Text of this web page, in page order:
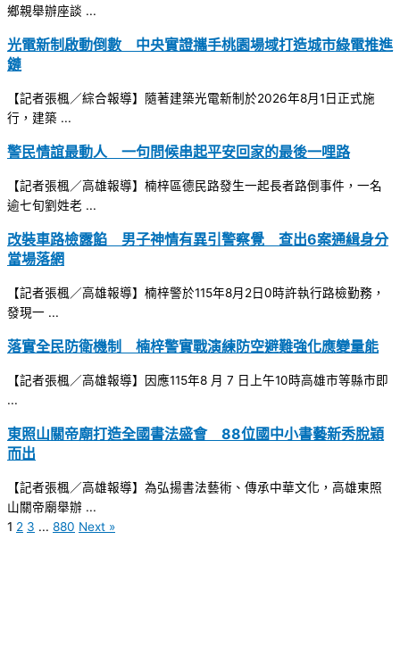
鄉親舉辦座談 ...
光電新制啟動倒數 中央實證攜手桃園場域打造城市綠電推進
鏈
【記者張楓／綜合報導】隨著建築光電新制於2026年8月1日正式施
行，建築 ...
警民情誼最動人 一句問候串起平安回家的最後一哩路
【記者張楓／高雄報導】楠梓區德民路發生一起長者路倒事件，一名
逾七旬劉姓老 ...
改裝車路檢露餡 男子神情有異引警察覺 查出6案通緝身分
當場落網
【記者張楓／高雄報導】楠梓警於115年8月2日0時許執行路檢勤務，
發現一 ...
落實全民防衛機制 楠梓警實戰演練防空避難強化應變量能
【記者張楓／高雄報導】因應115年8 月 7 日上午10時高雄市等縣市即
...
東照山關帝廟打造全國書法盛會 88位國中小書藝新秀脫穎
而出
【記者張楓／高雄報導】為弘揚書法藝術、傳承中華文化，高雄東照
山關帝廟舉辦 ...
1 2 3 ... 880 Next »